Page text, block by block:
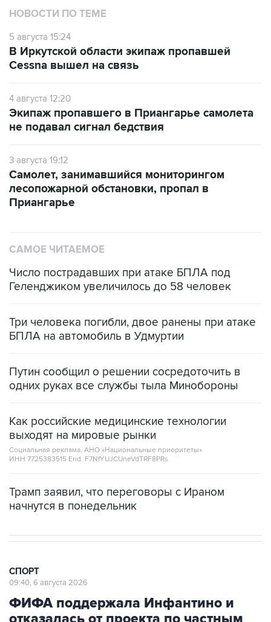
НОВОСТИ ПО ТЕМЕ
5 августа 15:24
В Иркутской области экипаж пропавшей
Cessna вышел на связь
4 августа 12:20
Экипаж пропавшего в Приангарье самолета
не подавал сигнал бедствия
3 августа 19:12
Самолет, занимавшийся мониторингом
лесопожарной обстановки, пропал в
Приангарье
САМОЕ ЧИТАЕМОЕ
Число пострадавших при атаке БПЛА под
Геленджиком увеличилось до 58 человек
Три человека погибли, двое ранены при атаке
БПЛА на автомобиль в Удмуртии
Путин сообщил о решении сосредоточить в
одних руках все службы тыла Минобороны
Как российские медицинские технологии
выходят на мировые рынки
Социальная реклама, АНО «Национальные приоритеты».
ИНН 7725383515 Erid: F7NfYUJCUneVdTRF8PRs
Трамп заявил, что переговоры с Ираном
начнутся в понедельник
СПОРТ
09:40, 6 августа 2026
ФИФА поддержала Инфантино и